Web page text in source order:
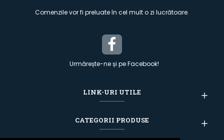
Comenzile vor fi preluate în cel mult o zi lucrătoare.
Urmărește-ne și pe Facebook!
LINK-URI UTILE
CATEGORII PRODUSE